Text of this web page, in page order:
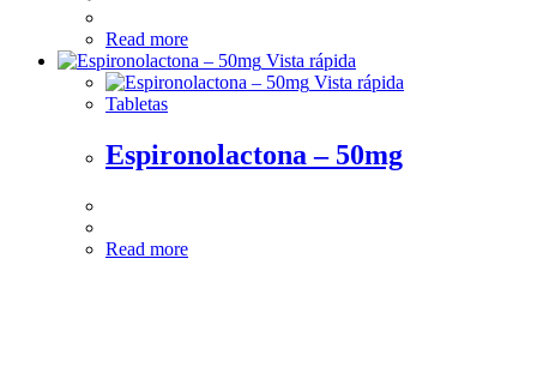
Read more
Vista rápida
Vista rápida
Tabletas
Espironolactona – 50mg
Read more